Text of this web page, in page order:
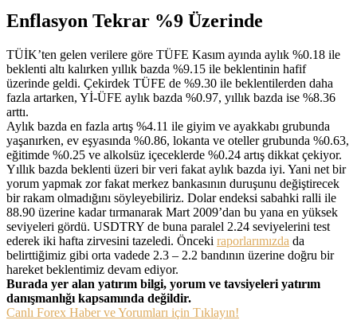
Enflasyon Tekrar %9 Üzerinde
TÜİK’ten gelen verilere göre TÜFE Kasım ayında aylık %0.18 ile
beklenti altı kalırken yıllık bazda %9.15 ile beklentinin hafif
üzerinde geldi. Çekirdek TÜFE de %9.30 ile beklentilerden daha
fazla artarken, Yİ-ÜFE aylık bazda %0.97, yıllık bazda ise %8.36
arttı.
Aylık bazda en fazla artış %4.11 ile giyim ve ayakkabı grubunda
yaşanırken, ev eşyasında %0.86, lokanta ve oteller grubunda %0.63,
eğitimde %0.25 ve alkolsüz içeceklerde %0.24 artış dikkat çekiyor.
Yıllık bazda beklenti üzeri bir veri fakat aylık bazda iyi. Yani net bir
yorum yapmak zor fakat merkez bankasının duruşunu değiştirecek
bir rakam olmadığını söyleyebiliriz. Dolar endeksi sabahki ralli ile
88.90 üzerine kadar tırmanarak Mart 2009’dan bu yana en yüksek
seviyeleri gördü. USDTRY de buna paralel 2.24 seviyelerini test
ederek iki hafta zirvesini tazeledi. Önceki raporlarımızda da
belirttiğimiz gibi orta vadede 2.3 – 2.2 bandının üzerine doğru bir
hareket beklentimiz devam ediyor.
Burada yer alan yatırım bilgi, yorum ve tavsiyeleri yatırım
danışmanlığı kapsamında değildir.
Canlı Forex Haber ve Yorumları için Tıklayın!